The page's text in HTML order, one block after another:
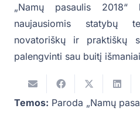
„Namų pasaulis 2018“
naujausiomis statybų
novatoriškų ir praktiškų
palengvinti sau buitį
Temos: Paroda „Namų